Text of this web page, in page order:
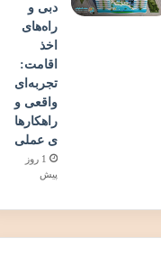
دبی و
راه‌های
اخذ
اقامت:
تجربه‌ای
واقعی و
راهکارها
ی عملی
1 روز
پیش